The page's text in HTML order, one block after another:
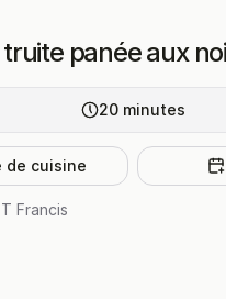
panée aux
20 minutes
de cuisine
Francis